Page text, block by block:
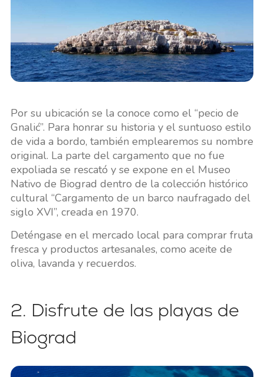
Por su ubicación se la conoce como el “pecio de
Gnalić”. Para honrar su historia y el suntuoso estilo
de vida a bordo, también emplearemos su nombre
original. La parte del cargamento que no fue
expoliada se rescató y se expone en el Museo
Nativo de Biograd dentro de la colección histórico
cultural “Cargamento de un barco naufragado del
siglo XVI”, creada en 1970.
Deténgase en el mercado local para comprar fruta
fresca y productos artesanales, como aceite de
oliva, lavanda y recuerdos.
2. Disfrute de las playas de
Biograd